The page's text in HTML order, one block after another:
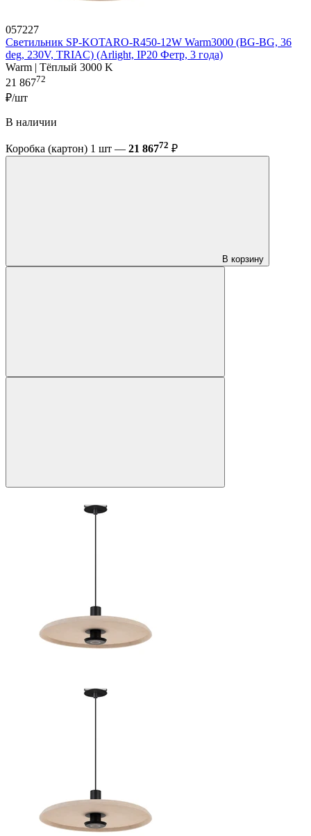
057227
Светильник SP-KOTARO-R450-12W Warm3000 (BG-BG, 36
deg, 230V, TRIAC) (Arlight, IP20 Фетр, 3 года)
Warm | Тёплый 3000 K
21 86772
₽/шт
В наличии
Коробка (картон) 1 шт — 21 86772 ₽
В корзину